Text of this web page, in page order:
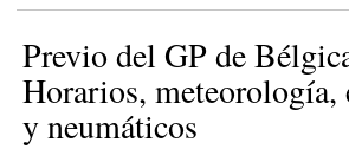
Previo del GP de
Horarios, meteorología,
y neumáticos